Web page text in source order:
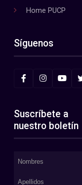
Home PUCP
Síguenos
Suscríbete a
nuestro boletín